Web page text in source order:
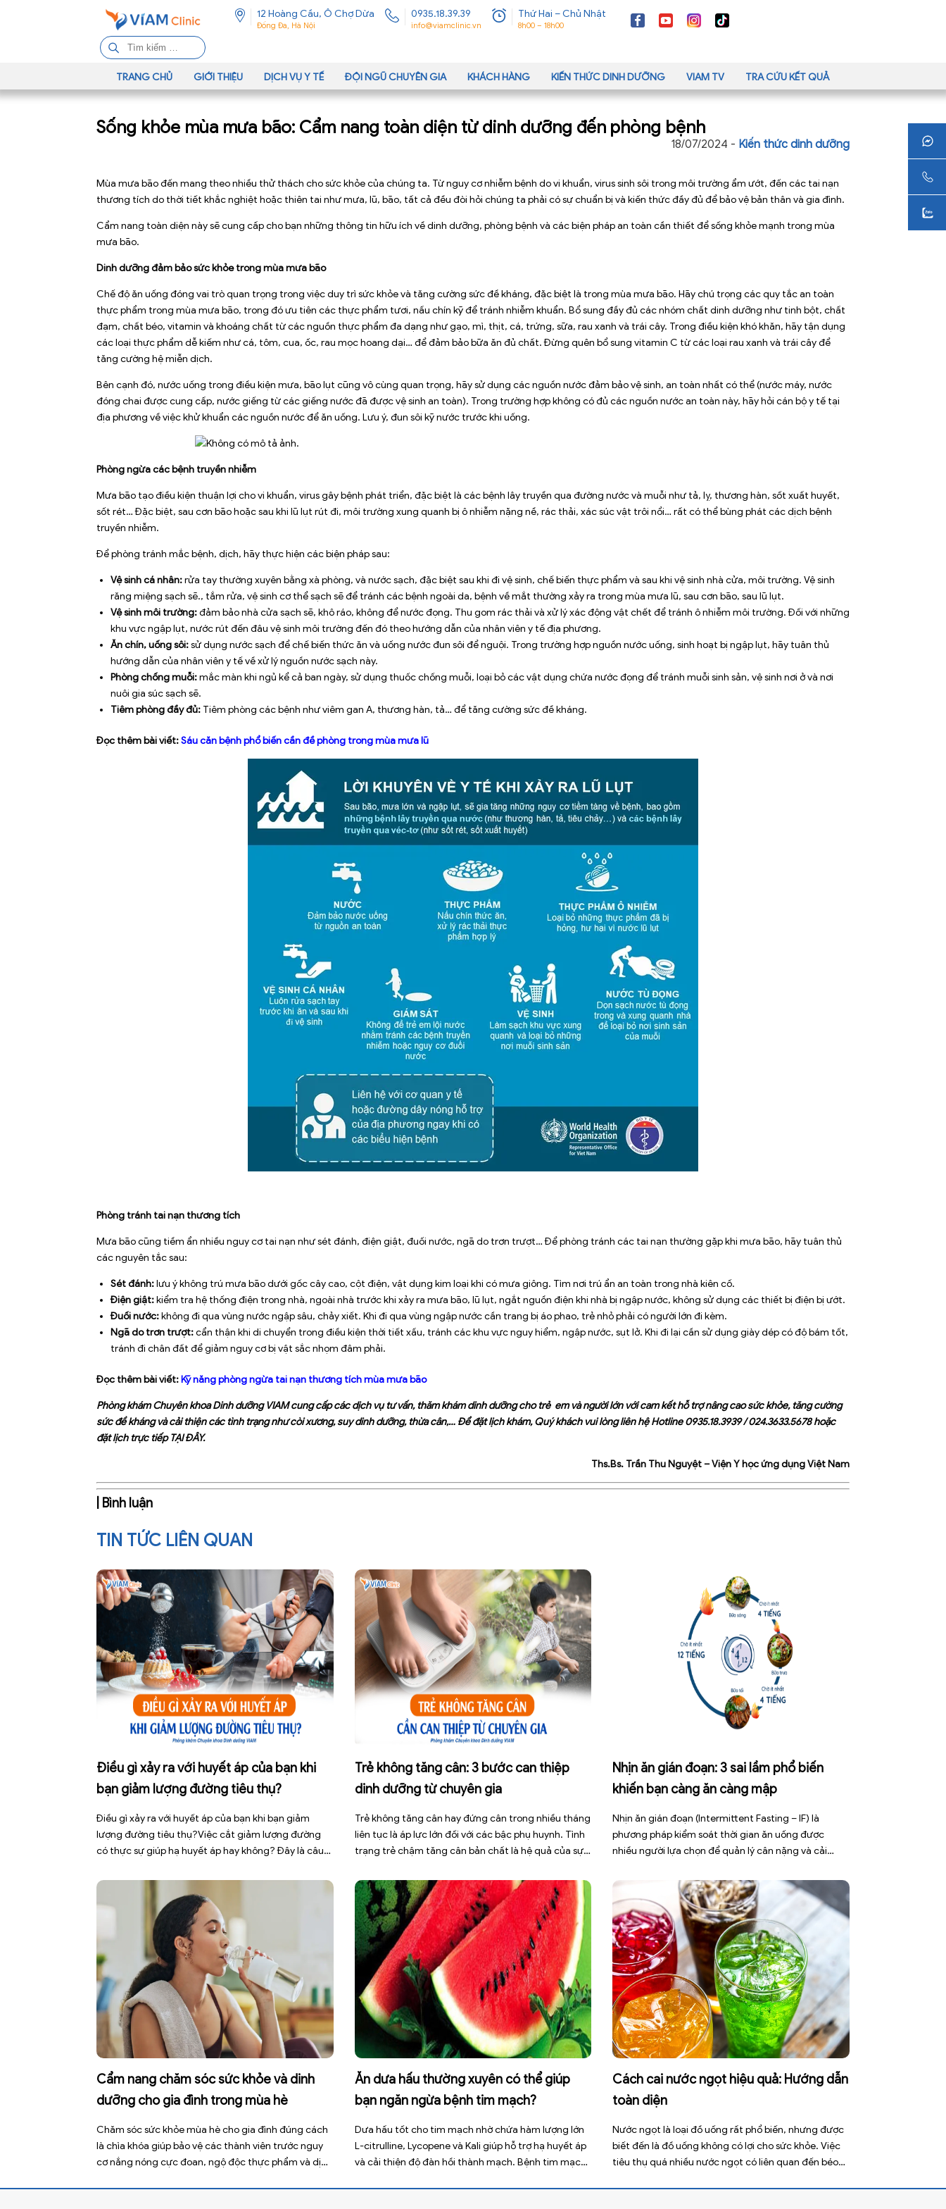
12 Hoàng Cầu, Ô Chợ Dừa
Đống Đa, Hà Nội
0935.18.39.39
info@viamclinic.vn
Thứ Hai – Chủ Nhật
8h00 – 18h00
ì
m
k
ế
o
:
TRANG CHỦ GIỚI THIỆU DỊCH VỤ Y TẾ ĐỘI NGŨ CHUYÊN GIA KHÁCH HÀNG KIẾN THỨC DINH DƯỠNG VIAM TV TRA CỨU KẾT QUẢ
Sống khỏe mùa mưa bão: Cẩm nang toàn diện từ dinh dưỡng đến phòng bệnh
18/07/2024 - Kiến thức dinh dưỡng
Mùa mưa bão đến mang theo nhiều thử thách cho sức khỏe của chúng ta. Từ nguy cơ nhiễm bệnh do vi khuẩn, virus sinh sôi trong môi trường ẩm ướt, đến các tai nạn
thương tích do thời tiết khắc nghiệt hoặc thiên tai như mưa, lũ, bão, tất cả đều đòi hỏi chúng ta phải có sự chuẩn bị và kiến thức đầy đủ để bảo vệ bản thân và gia đình.
Cẩm nang toàn diện này sẽ cung cấp cho bạn những thông tin hữu ích về dinh dưỡng, phòng bệnh và các biện pháp an toàn cần thiết để sống khỏe mạnh trong mùa
mưa bão.
Dinh dưỡng đảm bảo sức khỏe trong mùa mưa bão
Chế độ ăn uống đóng vai trò quan trọng trong việc duy trì sức khỏe và tăng cường sức đề kháng, đặc biệt là trong mùa mưa bão. Hãy chú trọng các quy tắc an toàn
thực phẩm trong mùa mưa bão, trong đó ưu tiên các thực phẩm tươi, nấu chín kỹ để tránh nhiễm khuẩn. Bổ sung đầy đủ các nhóm chất dinh dưỡng như tinh bột, chất
đạm, chất béo, vitamin và khoáng chất từ các nguồn thực phẩm đa dạng như gạo, mì, thịt, cá, trứng, sữa, rau xanh và trái cây. Trong điều kiện khó khăn, hãy tận dụng
các loại thực phẩm dễ kiếm như cá, tôm, cua, ốc, rau mọc hoang dại… để đảm bảo bữa ăn đủ chất. Đừng quên bổ sung vitamin C từ các loại rau xanh và trái cây để
tăng cường hệ miễn dịch.
Bên cạnh đó, nước uống trong điều kiện mưa, bão lụt cũng vô cùng quan trọng, hãy sử dụng các nguồn nước đảm bảo vệ sinh, an toàn nhất có thể (nước máy, nước
đóng chai được cung cấp, nước giếng từ các giếng nước đã được vệ sinh an toàn). Trong trường hợp không có đủ các nguồn nước an toàn này, hãy hỏi cán bộ y tế tại
địa phương về việc khử khuẩn các nguồn nước để ăn uống. Lưu ý, đun sôi kỹ nước trước khi uống.
Phòng ngừa các bệnh truyền nhiễm
Mưa bão tạo điều kiện thuận lợi cho vi khuẩn, virus gây bệnh phát triển, đặc biệt là các bệnh lây truyền qua đường nước và muỗi như tả, lỵ, thương hàn, sốt xuất huyết,
sốt rét… Đặc biệt, sau cơn bão hoặc sau khi lũ lụt rút đi, môi trường xung quanh bị ô nhiễm nặng nề, rác thải, xác súc vật trôi nổi… rất có thể bùng phát các dịch bệnh
truyền nhiễm.
Để phòng tránh mắc bệnh, dịch, hãy thực hiện các biện pháp sau:
Vệ sinh cá nhân:rửa tay thường xuyên bằng xà phòng, và nước sạch, đặc biệt sau khi đi vệ sinh, chế biến thực phẩm và sau khi vệ sinh nhà cửa, môi trường. Vệ sinh
răng miệng sạch sẽ., tắm rửa, vệ sinh cơ thể sạch sẽ để tránh các bệnh ngoài da, bệnh về mắt thường xảy ra trong mùa mưa lũ, sau cơn bão, sau lũ lụt.
Vệ sinh môi trường:đảm bảo nhà cửa sạch sẽ, khô ráo, không để nước đọng. Thu gom rác thải và xử lý xác động vật chết để tránh ô nhiễm môi trường. Đối với những
khu vực ngập lụt, nước rút đến đâu vệ sinh môi trường đến đó theo hướng dẫn của nhân viên y tế địa phương.
Ăn chín, uống sôi:sử dụng nước sạch để chế biến thức ăn và uống nước đun sôi để nguội. Trong trường hợp nguồn nước uống, sinh hoạt bị ngập lụt, hãy tuân thủ
hướng dẫn của nhân viên y tế về xử lý nguồn nước sạch này.
Phòng chống muỗi:mắc màn khi ngủ kể cả ban ngày, sử dụng thuốc chống muỗi, loại bỏ các vật dụng chứa nước đọng để tránh muỗi sinh sản, vệ sinh nơi ở và nơi
nuôi gia súc sạch sẽ.
Tiêm phòng đầy đủ: Tiêm phòng các bệnh như viêm gan A, thương hàn, tả… để tăng cường sức đề kháng.
Đọc thêm bài viết:Sáu căn bệnh phổ biến cần đề phòng trong mùa mưa lũ
Phòng tránh tai nạn thương tích
Mưa bão cũng tiềm ẩn nhiều nguy cơ tai nạn như sét đánh, điện giật, đuối nước, ngã do trơn trượt… Để phòng tránh các tai nạn thường gặp khi mưa bão, hãy tuân thủ
các nguyên tắc sau:
Sét đánh:lưu ý không trú mưa bão dưới gốc cây cao, cột điện, vật dụng kim loại khi có mưa giông. Tìm nơi trú ẩn an toàn trong nhà kiên cố.
Điện giật:kiểm tra hệ thống điện trong nhà, ngoài nhà trước khi xảy ra mưa bão, lũ lụt, ngắt nguồn điện khi nhà bị ngập nước, không sử dụng các thiết bị điện bị ướt.
Đuối nước:không đi qua vùng nước ngập sâu, chảy xiết. Khi đi qua vùng ngập nước cần trang bị áo phao, trẻ nhỏ phải có người lớn đi kèm.
Ngã do trơn trượt:cẩn thận khi di chuyển trong điều kiện thời tiết xấu, tránh các khu vực nguy hiểm, ngập nước, sụt lở. Khi đi lại cần sử dụng giày dép có độ bám tốt,
tránh đi chân đất để giảm nguy cơ bị vật sắc nhọm đâm phải.
Đọc thêm bài viết: Kỹ năng phòng ngừa tai nạn thương tích mùa mưa bão
Phòng khám Chuyên khoa Dinh dưỡng VIAM cung cấp các dịch vụ tư vấn, thăm khám dinh dưỡng cho trẻ em và người lớn với cam kết hỗ trợ nâng cao sức khỏe, tăng cường
sức đề kháng và cải thiện các tình trạng như còi xương, suy dinh dưỡng, thừa cân,… Để đặt lịch khám, Quý khách vui lòng liên hệ Hotline0935.18.3939/024.3633.5678hoặc
đặt lịch trực tiếpTẠI ĐÂY.
Ths.Bs. Trần Thu Nguyệt – Viện Y học ứng dụng Việt Nam
| Bình luận
TIN TỨC LIÊN QUAN
Điều gì xảy ra với huyết áp của bạn khi
bạn giảm lượng đường tiêu thụ?
Điều gì xảy ra với huyết áp của bạn khi bạn giảm
lượng đường tiêu thụ?Việc cắt giảm lượng đường
có thực sự giúp hạ huyết áp hay không? Đây là câu
như những ai đang quan tâm đến lối sống lành mạnh
Trẻ không tăng cân: 3 bước can thiệp
dinh dưỡng từ chuyên gia
Trẻ không tăng cân hay đứng cân trong nhiều tháng
liên tục là áp lực lớn đối với các bậc phụ huynh. Tình
trạng trẻ chậm tăng cân bản chất là hệ quả của sự
lượng tiêu hao. Thay vì tự ý dùng các loại […]
Nhịn ăn gián đoạn: 3 sai lầm phổ biến
khiến bạn càng ăn càng mập
Nhịn ăn gián đoạn (Intermittent Fasting – IF) là
phương pháp kiểm soát thời gian ăn uống được
nhiều người lựa chọn để quản lý cân nặng và cải
cách không những làm giảm hiệu quả giảm cân mà
còn gây kiệt sức, mất cơ […]
Cẩm nang chăm sóc sức khỏe và dinh
dưỡng cho gia đình trong mùa hè
Chăm sóc sức khỏe mùa hè cho gia đình đúng cách
là chìa khóa giúp bảo vệ các thành viên trước nguy
cơ nắng nóng cực đoan, ngộ độc thực phẩm và dịch
Ăn dưa hấu thường xuyên có thể giúp
bạn ngăn ngừa bệnh tim mạch?
Dưa hấu tốt cho tim mạch nhờ chứa hàm lượng lớn
L-citrulline, Lycopene và Kali giúp hỗ trợ hạ huyết áp
và cải thiện độ đàn hồi thành mạch. Bệnh tim mạch
Cách cai nước ngọt hiệu quả: Hướng dẫn
toàn diện
Nước ngọt là loại đồ uống rất phổ biến, nhưng được
biết đến là đồ uống không có lợi cho sức khỏe. Việc
tiêu thụ quá nhiều nước ngọt có liên quan đến béo